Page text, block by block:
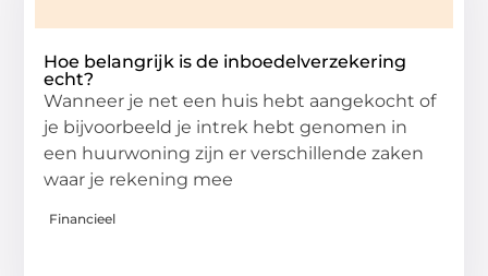
Hoe belangrijk is de inboedelverzekering
echt?
Wanneer je net een huis hebt aangekocht of
je bijvoorbeeld je intrek hebt genomen in
een huurwoning zijn er verschillende zaken
waar je rekening mee
Financieel